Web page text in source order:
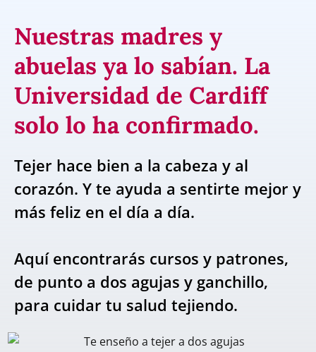
Nuestras madres y
abuelas ya lo sabían. La
Universidad de Cardiff
solo lo ha confirmado.
Tejer hace bien a la cabeza y al
corazón. Y te ayuda a sentirte mejor y
más feliz en el día a día.
Aquí encontrarás cursos y patrones,
de punto a dos agujas y ganchillo,
para cuidar tu salud tejiendo.